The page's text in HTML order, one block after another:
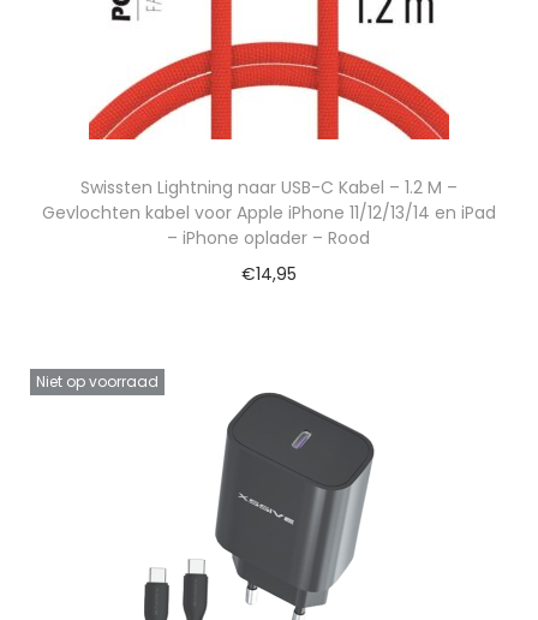
Swissten Lightning naar USB-C Kabel – 1.2 M –
Gevlochten kabel voor Apple iPhone 11/12/13/14 en iPad
– iPhone oplader – Rood
€14,95
Niet op voorraad